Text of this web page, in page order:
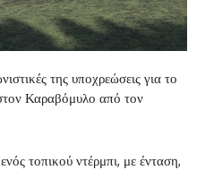
της υποχρεώσεις για το
Καραβόμυλο από τον
τοπικού ντέρμπι, με ένταση,